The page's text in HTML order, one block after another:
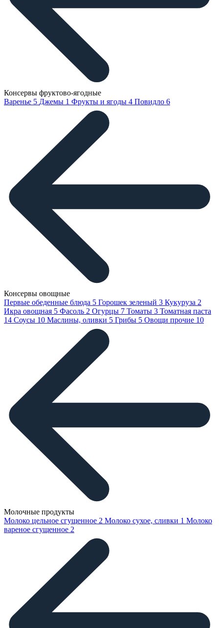
Консервы фруктово-ягодные
Варенье 5 Джемы 1 Фрукты и ягоды 4 Повидло 6
Консервы овощные
Первые обеденные блюда 5 Горошек зеленый 3 Кукуруза 2
Икра овощная 5 Фасоль 2 Огурцы 7 Томаты 3 Томатная паста
14 Соусы 10 Маслины, оливки 5 Грибы 5 Овощи прочие 10
Молочные продукты
Молоко цельное сгущенное 2 Молоко сухое, сливки 1 Молоко
вареное сгущенное 2